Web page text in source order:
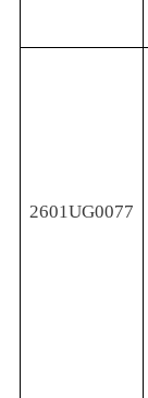
2601UG0077